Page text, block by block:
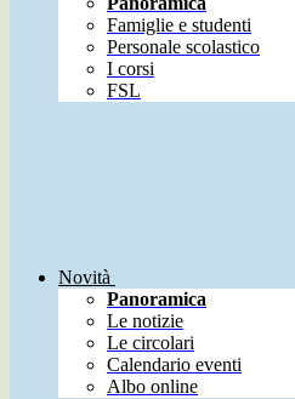
Famiglie e studenti
Personale scolastico
I corsi
FSL
Novità
Panoramica
Le notizie
Le circolari
Calendario eventi
Albo online